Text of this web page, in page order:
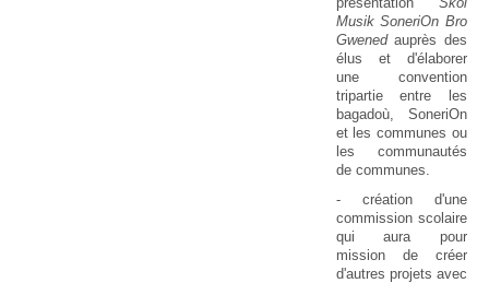
Musik SoneriOn Bro
Gwenedauprès des
élus et d'élaborer
une convention
tripartie entre les
bagadoù, SoneriOn
et les communes ou
les communautés
de communes.
- création d'une
commission scolaire
qui aura pour
mission de créer
d'autres projets avec